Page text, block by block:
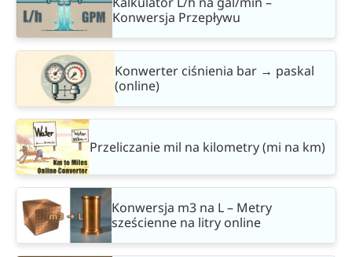
Konwersja Przepływu
Konwerter ciśnienia bar → paskal
(online)
Przeliczanie mil na kilometry (mi na km)
Konwersja m3 na L – Metry
sześcienne na litry online